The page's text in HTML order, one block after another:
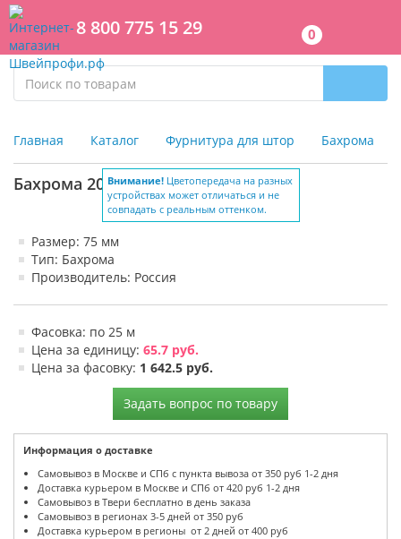
8 800 775 15 29 0
Главная Каталог Фурнитура для штор Бахрома
Бахрома 2035 (уп. 25 м) 75 мм
Внимание!Цветопередача на разных
устройствах может отличаться и не
совпадать с реальным оттенком.
Размер: 75 мм
Тип: Бахрома
Производитель: Россия
Фасовка: по 25 м
Цена за единицу: 65.7 руб.
Цена за фасовку: 1 642.5 руб.
Задать вопрос по товару
Информация о доставке
Самовывоз в Москве и СПб с пункта вывоза от 350 руб 1-2 дня
Доставка курьером в Москве и СПб от 420 руб 1-2 дня
Самовывоз в Твери бесплатно в день заказа
Самовывоз в регионах 3-5 дней от 350 руб
Доставка курьером в регионы от 2 дней от 400 руб